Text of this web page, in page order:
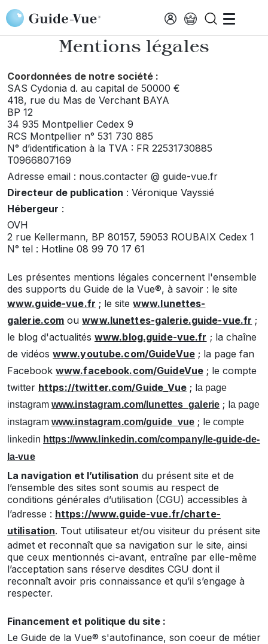
Aller au contenu principal
Accueil Mentions Légales
Mentions légales
Coordonnées de notre société :
SAS Cydonia d. au capital de 50000 €
418, rue du Mas de Verchant BAYA
BP 12
34 935 Montpellier Cedex 9
RCS Montpellier n° 531 730 885
N° d’identification à la TVA : FR 22531730885
T0966807169
Adresse email : nous.contacter @ guide-vue.fr
Directeur de publication : Véronique Vayssié
Hébergeur :
OVH
2 rue Kellermann, BP 80157, 59053 ROUBAIX Cedex 1
N° tel : Hotline 08 99 70 17 61
Les présentes mentions légales concernent l'ensemble
des supports du Guide de la Vue®, à savoir : le site
www.guide-vue.fr ; le site www.lunettes-
galerie.com ouwww.lunettes-galerie.guide-vue.fr ;
le blog d'actualités www.blog.guide-vue.fr ; la chaîne
de vidéos www.youtube.com/GuideVue; la page fan
Facebook www.facebook.com/GuideVue ; le compte
twitter https://twitter.com/Guide_Vue ; la page
instagram www.instagram.com/lunettes_galerie ; la page
instagram www.instagram.com/guide_vue ; le compte
linkedin https://www.linkedin.com/company/le-guide-de-
la-vue
La navigation et l’utilisation du présent site et de
l’ensemble des sites sont soumis au respect de
conditions générales d’utilisation (CGU) accessibles à
l’adresse : https://www.guide-vue.fr/charte-
utilisation. Tout utilisateur et/ou visiteur du présent site
admet et reconnaît que sa navigation sur le site, ainsi
que ceux mentionnés ci-avant, entraîne par elle-même
l’acceptation sans réserve desdites CGU dont il
reconnaît avoir pris connaissance et qu’il s’engage à
respecter.
Financement et politique du site :
Le Guide de la Vue® s'autofinance, son coeur de métier